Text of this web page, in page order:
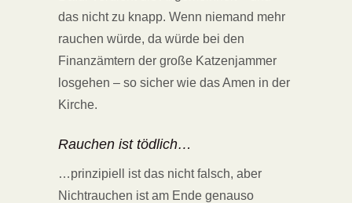
das nicht zu knapp. Wenn niemand mehr
rauchen würde, da würde bei den
Finanzämtern der große Katzenjammer
losgehen – so sicher wie das Amen in der
Kirche.
Rauchen ist tödlich…
…prinzipiell ist das nicht falsch, aber
Nichtrauchen ist am Ende genauso